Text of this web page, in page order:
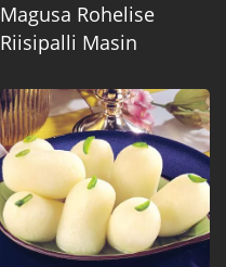
Magusa Rohelise
Riisipalli Masin